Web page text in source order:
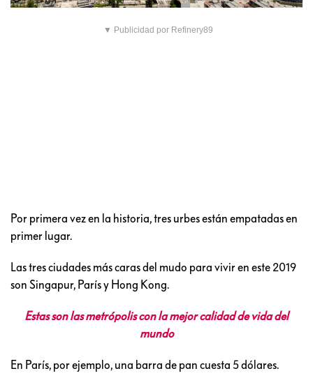
▼ Publicidad por Refinery89
Por primera vez en la historia, tres urbes están empatadas en
primer lugar.
Las tres ciudades más caras del mudo para vivir en este 2019
son Singapur, París y Hong Kong.
Estas son las metrópolis con la mejor calidad de vida del
mundo
En París, por ejemplo, una barra de pan cuesta 5 dólares.